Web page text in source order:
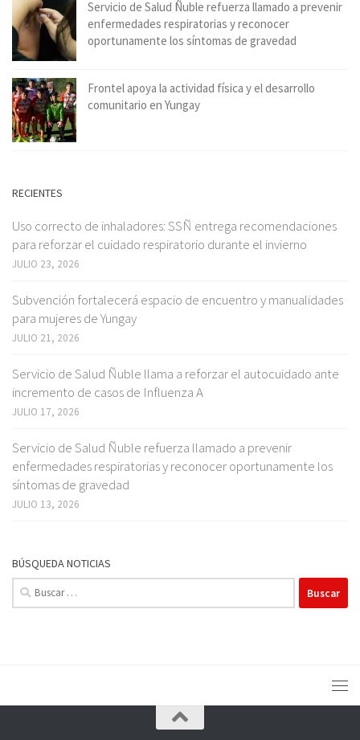
Servicio de Salud Ñuble refuerza llamado a prevenir
enfermedades respiratorias y reconocer
oportunamente los síntomas de gravedad
Frontel apoya la actividad física y el desarrollo
comunitario en Yungay
RECIENTES
Uso correcto de inhaladores: SSÑ entrega recomendaciones
para reforzar el cuidado respiratorio durante el invierno
JULIO 23, 2026
Subvención fortalecerá espacio de encuentro y manualidades
para mujeres de Yungay
JULIO 21, 2026
Servicio de Salud Ñuble llama a reforzar el autocuidado ante
incremento de casos de Influenza A
JULIO 17, 2026
Servicio de Salud Ñuble refuerza llamado a prevenir
enfermedades respiratorias y reconocer oportunamente los
síntomas de gravedad
JULIO 13, 2026
BÚSQUEDA NOTICIAS
Buscar: